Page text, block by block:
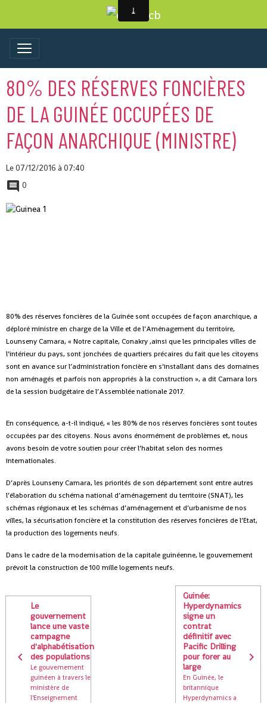
80% DES RÉSERVES FONCIÈRES
DE LA GUINÉE OCCUPÉES DE
FAÇON ANARCHIQUE (MINISTRE)
Le 07/12/2016 à 07:40
0
80% des réserves foncières de la Guinée sont occupées de façon anarchique, a
déploré ministre en charge de la Ville et de l’Aménagement du territoire,
Lounseny Camara,« Notre capitale, Conakry ,ainsi que les principales villes de
l’intérieur du pays, sont jonchées de quartiers précaires du fait que les citoyens
sont en avance sur l’administration foncière en s’installant dans des domaines
non aménagés et parfois non appropriés à la construction », a dit Camara lors
de la session budgétaire de l’Assemblée nationale 2017.
En conséquence, a-t-il indiqué, « les 80% de nos réserves foncières sont toutes
occupées par des citoyens. Nous avons énormément de problèmes et, nous
avons besoin de votre soutien pour créer l’habitat selon des normes
internationales.
D’après Lounseny Camara, les priorités de son département sont entre autres
l’élaboration du schéma national d’aménagement du territoire (SNAT), les
schémas régionaux et les schémas d’aménagement et d’urbanisme de nos
villes, la sécurisation foncière et la constitution des réserves foncières de l’Etat,
la production des logements neufs.
Dans le cadre de la modernisation de la capitale guinéenne, le gouvernement
prévoit la construction de 100 mille logements neufs.
Le
gouvernement
lance une vaste
campagne
d'alphabétisation
des populations
Le gouvernement
guinéen à travers le
ministère de
l'Enseignement
Guinée:
Hyperdynamics
signe un
contrat
définitif avec
Pacific Drilling
pour forer au
large
En Guinée, le
britannique
Hyperdynamics a